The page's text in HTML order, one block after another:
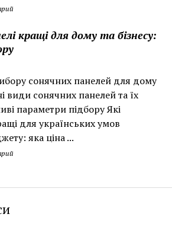
кращі для дому та бізнесу:
сонячних панелей для дому
види сонячних панелей та їх
параметри підбору Які
для українських умов
яка ціна ...